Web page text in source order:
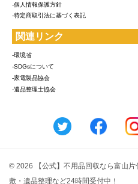
-個人情報保護方針
-特定商取引法に基づく表記
関連リンク
-環境省
-SDGsについて
-家電製品協会
-遺品整理士協会
© 2026 【公式】不用品回収なら富山
敷・遺品整理など24時間受付中！